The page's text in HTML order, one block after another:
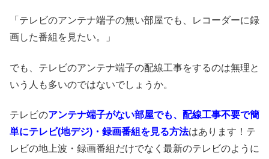
「テレビのアンテナ端子の無い部屋でも、レコーダーに録
画した番組を見たい。」
でも、テレビのアンテナ端子の配線工事をするのは無理と
いう人も多いのではないでしょうか。
テレビのアンテナ端子がない部屋でも、配線工事不要で簡
単にテレビ(地デジ)・録画番組を見る方法はあります！テ
レビの地上波・録画番組だけでなく最新のテレビのように